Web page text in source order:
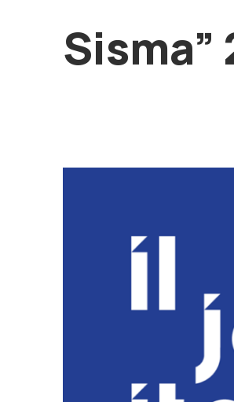
Sisma”